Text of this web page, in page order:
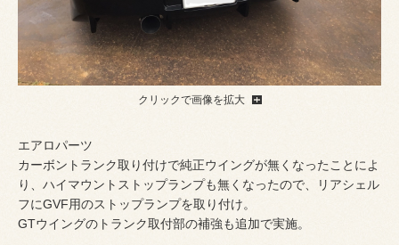
クリックで画像を拡大
エアロパーツ
カーボントランク取り付けで純正ウイングが無くなったことによ
り、ハイマウントストップランプも無くなったので、リアシェル
フにGVF用のストップランプを取り付け。
GTウイングのトランク取付部の補強も追加で実施。